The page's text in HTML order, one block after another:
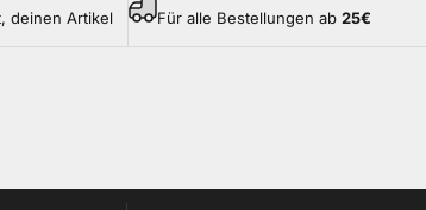
deinen Artikel
Für alle Bestellungen ab 25€